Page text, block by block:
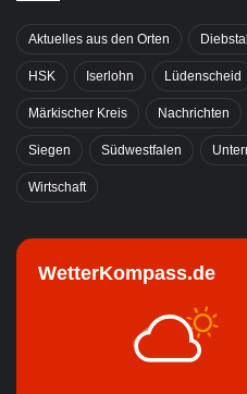
Aktuelles aus den Orten
HSK Iserlohn Lüdenscheid
Märkischer Kreis Nachrichten
Siegen Südwestfalen
Wirtschaft
WetterKompass.de